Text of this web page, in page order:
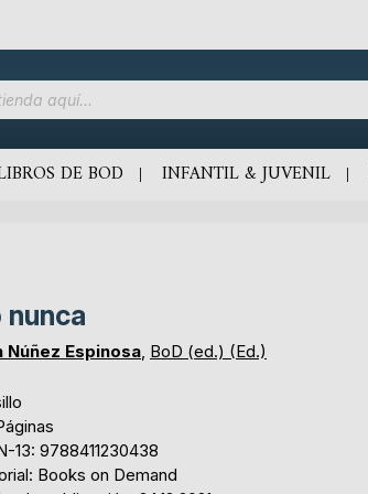
DE BOD INFANTIL & JUVENIL
nunca
Núñez Espinosa, BoD (ed.) (Ed.)
13: 9788411230438
Books on Demand